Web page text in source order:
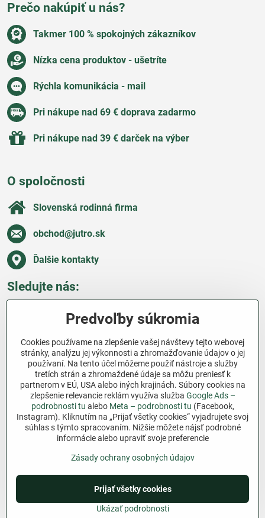
Prečo nakúpiť u nás?
Takmer 100 % spokojných zákazníkov
Nízka cena produktov - ušetríte
Rýchla komunikácia - mail
Pri nákupe nad 69 € doprava zadarmo
Pri nákupe nad 39 € darček na výber
O spoločnosti
Slovenská rodinná firma
obchod​@jutro​.sk
Ďalšie kontakty
Sledujte nás:
Všetko o nákupe
Ďakujeme za podporu
Sme slovenský e-shop bez dotácií​. Fungujeme len
vďaka vám – ľuďom, ktorí veria v poctivú prácu a
lásku k pôde​. Každý nákup na Jutro​.sk nám pomáha
pokračovať v tom, čo má zmysel – pomáhať
záhradkárom zadarmo a srdcom​.
©2026Copyright
Predvoľby súkromiaZásady ochrany osobných údajov
Podmienky používania
Vytvorené pomocou:BiznisWeb.sk
Predvoľby súkromia
Cookies používame na zlepšenie vašej návštevy tejto webovej
stránky, analýzu jej výkonnosti a zhromažďovanie údajov o jej
používaní. Na tento účel môžeme použiť nástroje a služby
tretích strán a zhromaždené údaje sa môžu preniesť k
partnerom v EÚ, USA alebo iných krajinách. Súbory cookies na
zlepšenie relevancie reklám využíva služba Google Ads –
podrobnosti tu alebo Meta – podrobnosti tu (Facebook,
Instagram). Kliknutím na „Prijať všetky cookies“ vyjadrujete svoj
súhlas s týmto spracovaním. Nižšie môžete nájsť podrobné
informácie alebo upraviť svoje preferencie
Zásady ochrany osobných údajov
Ukázať podrobnosti
Prijať všetky cookies